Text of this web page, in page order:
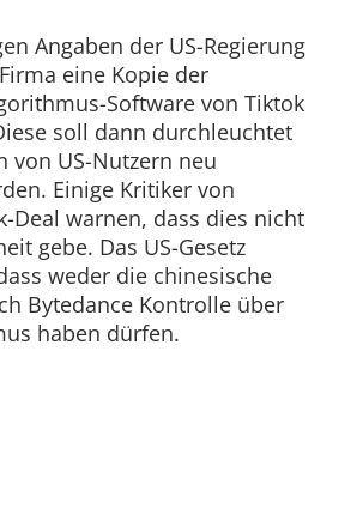
Angaben der US-Regierung
eine Kopie der
Software von Tiktok
soll dann durchleuchtet
von US-Nutzern neu
Einige Kritiker von
Deal warnen, dass dies nicht
gebe. Das US-Gesetz
weder die chinesische
Bytedance Kontrolle über
haben dürfen.